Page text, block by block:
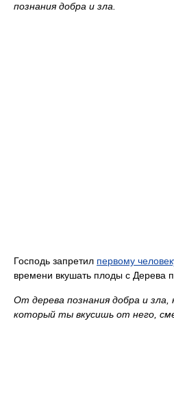
познания добра и зла.
Господь запретил первому
времени вкушать плоды с Дeрева
От дерева познания добра и
который ты вкусишь от него,